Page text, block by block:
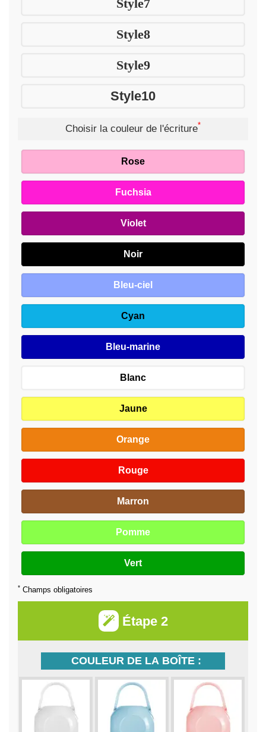
Style7
Style8
Style9
Style10
Choisir la couleur de l'écriture*
Rose
Fuchsia
Violet
Noir
Bleu-ciel
Cyan
Bleu-marine
Blanc
Jaune
Orange
Rouge
Marron
Pomme
Vert
* Champs obligatoires
Étape 2
COULEUR DE LA BOÎTE :